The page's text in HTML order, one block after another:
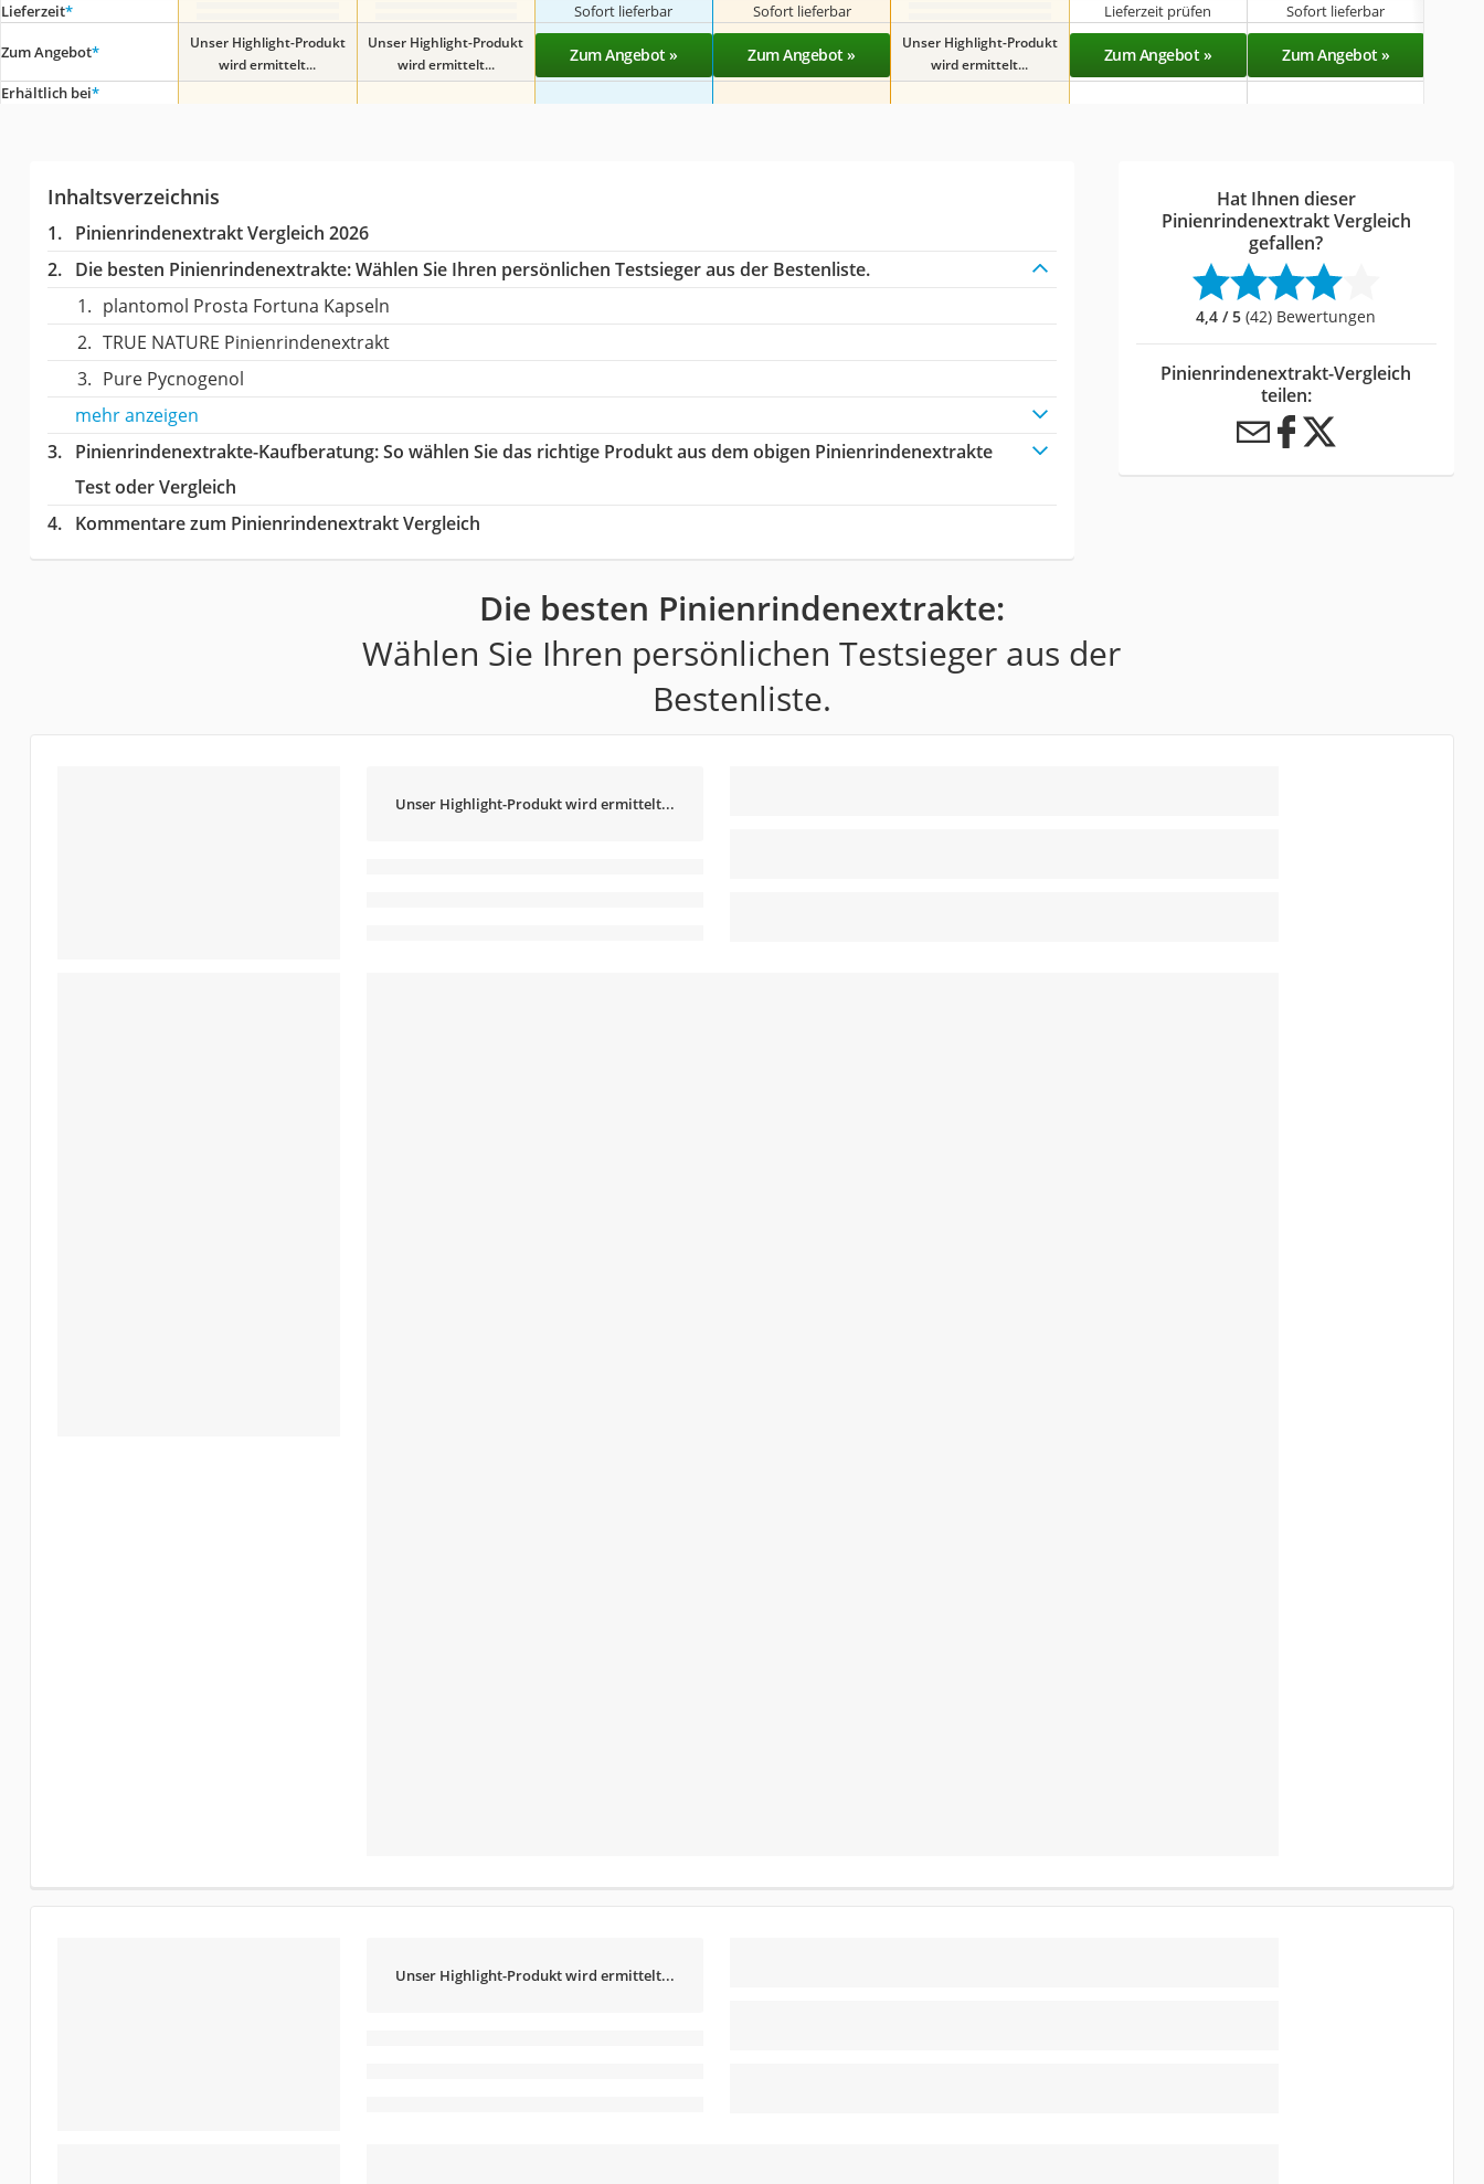
Lieferzeit* Sofort lieferbar Sofort lieferbar Lieferzeit prüfen Sofort lieferbar
Zum Angebot*
Unser Highlight-Produkt
wird ermittelt...
Unser Highlight-Produkt
wird ermittelt...
Zum Angebot » Zum Angebot »
Unser Highlight-Produkt
wird ermittelt...
Zum Angebot » Zum Angebot »
Erhältlich bei*
Inhaltsverzeichnis
Pinienrindenextrakt Vergleich 2026
Die besten Pinienrindenextrakte:Wählen Sie Ihren persönlichen Testsieger aus der Bestenliste.
plantomol Prosta Fortuna Kapseln
TRUE NATURE Pinienrindenextrakt
Pure Pycnogenol
mehr anzeigen
Pinienrindenextrakte-Kaufberatung: So wählen Sie das richtige Produkt aus dem obigen Pinienrindenextrakte
Test oder Vergleich
Kommentare zum Pinienrindenextrakt Vergleich
Hat Ihnen dieser
Pinienrindenextrakt Vergleich
gefallen?
4,4 / 5 (42) Bewertungen
Pinienrindenextrakt-Vergleich
teilen:
Die besten Pinienrindenextrakte:
Wählen Sie Ihren persönlichen Testsieger aus der
Bestenliste.
Unser Highlight-Produkt wird ermittelt...
Unser Highlight-Produkt wird ermittelt...